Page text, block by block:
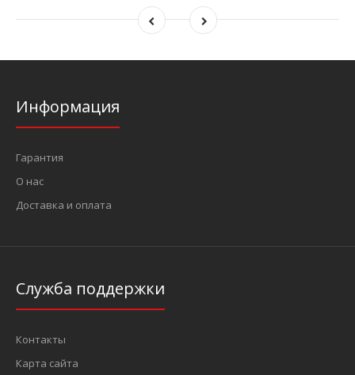
Информация
Гарантия
О нас
Доставка и оплата
Служба поддержки
Контакты
Карта сайта